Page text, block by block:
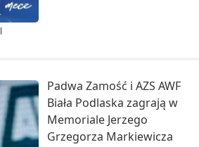
Padwa Zamość i AZS AWF
Biała Podlaska zagrają w
Memoriale Jerzego
Grzegorza Markiewicza